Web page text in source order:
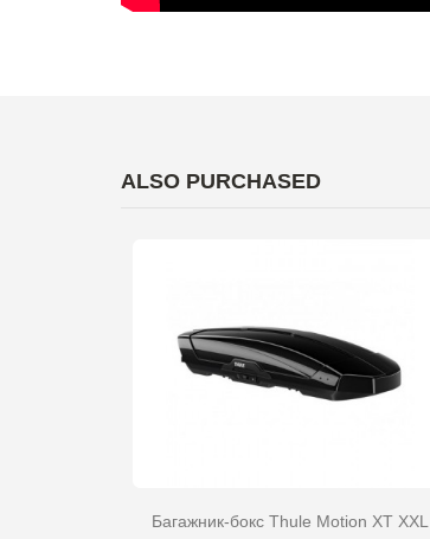
ALSO PURCHASED
Багажник-бокс Thule Motion XT XXL